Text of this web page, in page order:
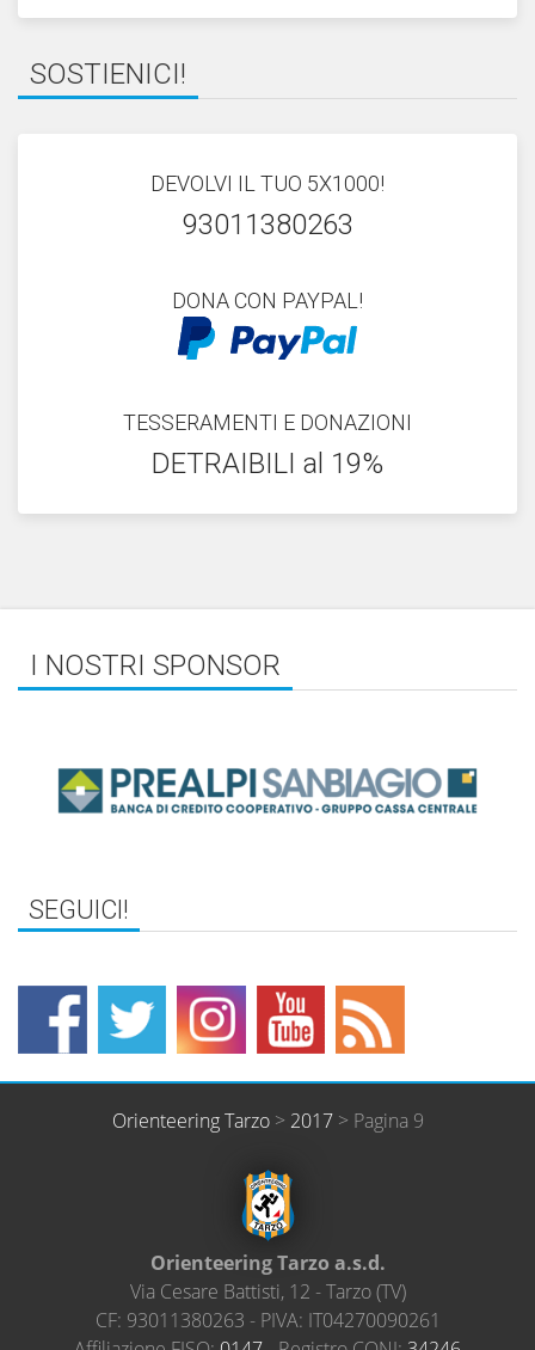
SOSTIENICI!
DEVOLVI IL TUO 5X1000!
93011380263
DONA CON PAYPAL!
TESSERAMENTI E DONAZIONI
DETRAIBILI al 19%
I NOSTRI SPONSOR
Orienteering Tarzo> 2017> Pagina 9
Orienteering Tarzo a.s.d.
Via Cesare Battisti, 12 -Tarzo(TV)
CF: 93011380263 - PIVA: IT04270090261